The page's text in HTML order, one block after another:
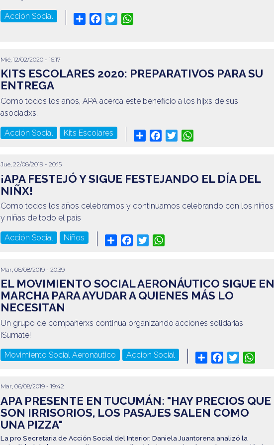
Acción Social Share Facebook
Twitter
Mié, 12/02/2020 - 16:17
KITS ESCOLARES 2020: PREPARATIVOS PARA SU
ENTREGA
Como todos los años, APA acerca este beneficio a los hijxs de sus
asociadxs.
Acción Social Kits Escolares Share Facebook
Twitter
Jue, 22/08/2019 - 20:15
¡APA FESTEJÓ Y SIGUE FESTEJANDO EL DÍA DEL
NIÑX!
Como todos los años celebramos y continuamos celebrando con los niños
y niñas de todo el país
Acción Social Niños Share Facebook
Twitter
Mar, 06/08/2019 - 20:39
EL MOVIMIENTO SOCIAL AERONÁUTICO SIGUE EN
MARCHA PARA AYUDAR A QUIENES MÁS LO
NECESITAN
Un grupo de compañerxs continua organizando acciones solidarias
¡Sumate!
Movimiento Social Aeronáutico Acción Social Share Facebook
Twitter
Mar, 06/08/2019 - 19:42
APA PRESENTE EN TUCUMÁN: "HAY PRECIOS QUE
SON IRRISORIOS, LOS PASAJES SALEN COMO
UNA PIZZA"
La pro Secretaria de Acción Social del Interior, Daniela Juantorena analizó la